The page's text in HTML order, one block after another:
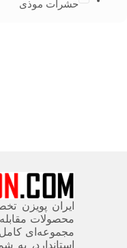
حشرات موذی
ایران پویزن
محصولات
مجموعه‌ای
استاندارد،